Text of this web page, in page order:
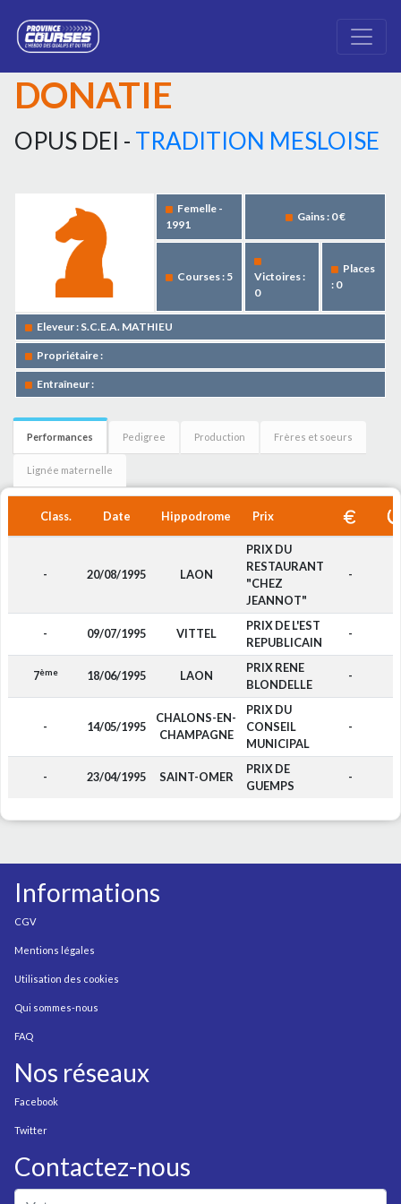
DONATIE
OPUS DEI - TRADITION MESLOISE
Femelle -
1991
Gains : 0 €
Courses : 5
Victoires :
0
Places
: 0
Eleveur : S.C.E.A. MATHIEU
Propriétaire :
Entraîneur :
Performances Pedigree Production Frères et soeurs
Lignée maternelle
Class. Date Hippodrome Prix
- 20/08/1995 LAON
PRIX DU
RESTAURANT
"CHEZ
JEANNOT"
-
- 09/07/1995 VITTEL
PRIX DE L'EST
REPUBLICAIN
-
7ème 18/06/1995 LAON
PRIX RENE
BLONDELLE
-
- 14/05/1995
CHALONS-EN-
CHAMPAGNE
PRIX DU
CONSEIL
MUNICIPAL
-
- 23/04/1995 SAINT-OMER
PRIX DE
GUEMPS
-
Informations
CGV
Mentions légales
Utilisation des cookies
Qui sommes-nous
FAQ
Nos réseaux
Facebook
Twitter
Contactez-nous